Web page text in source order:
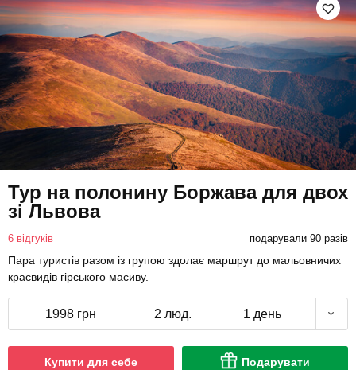
Тур на полонину Боржава для двох
зі Львова
6 відгуків подарували 90 разів
Пара туристів разом із групою здолає маршрут до мальовничих
краєвидів гірського масиву.
1998 грн 2 люд. 1 день
Купити для себе Подарувати